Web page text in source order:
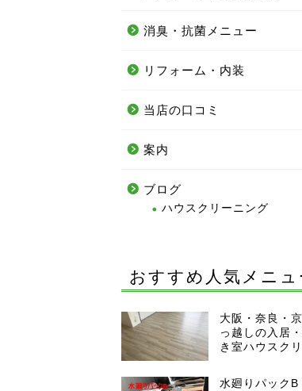
消臭・抗菌メニュー
リフォーム・内装
当店の口コミ
案内
ブログ
ハウスクリーニング
おすすめ人気メニュ
大阪・奈良・
っ越しの入居
き室ハウスク
水廻りパックB